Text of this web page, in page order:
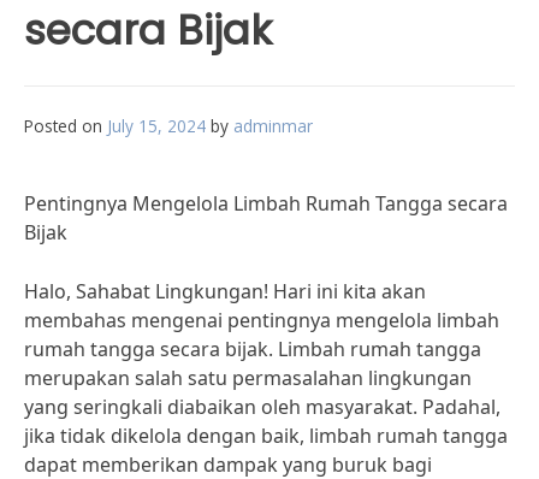
secara Bijak
Posted on July 15, 2024 by adminmar
Pentingnya Mengelola Limbah Rumah Tangga secara
Bijak
Halo, Sahabat Lingkungan! Hari ini kita akan
membahas mengenai pentingnya mengelola limbah
rumah tangga secara bijak. Limbah rumah tangga
merupakan salah satu permasalahan lingkungan
yang seringkali diabaikan oleh masyarakat. Padahal,
jika tidak dikelola dengan baik, limbah rumah tangga
dapat memberikan dampak yang buruk bagi